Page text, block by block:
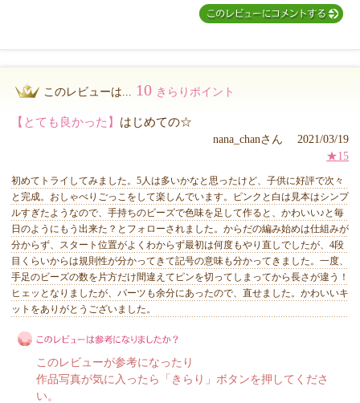
このレビューは... 10 きらりポイント
【とても良かった】 はじめての☆
nana_chanさん 2021/03/19
★15
初めてトライしてみました。5人は多いかなと思ったけど、子供に好評で次々
と完成。おしゃべりごっこをして楽しんでいます。ピンクと白は見本はシンプ
ルすぎたようなので、手持ちのビーズで色味を足して作ると、かわいい♪と毎
日のようにもう出来た？とフォローされました。からだの編み始めは仕組みが
分からず、スタート位置がよくわからず最初は何度もやり直しでしたが、4段
目くらいからは規則性が分かってきて記号の意味も分かってきました。一度、
手足のビーズの数を片方だけ間違えてピンを切ってしまってから長さが違う！
ヒェッとなりましたが、パーツも余分にあったので、直せました。かわいいキ
ットをありがとうございました。
このレビューが参考になったり
作品写真が気に入ったら「きらり」ボタンを押してくださ
い。